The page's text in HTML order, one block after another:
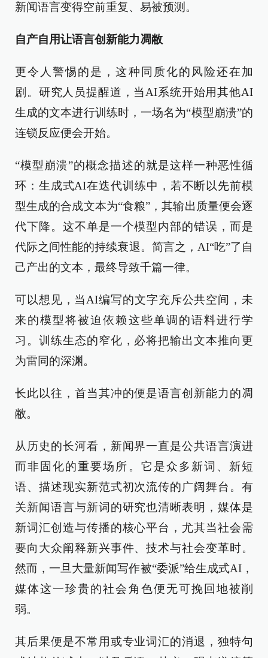
新闻语言变得空前重复、易被预测。
自产自用让语言创新能力凋敝
更令人警惕的是，这种同质化的风险还在加
剧。研究人员提醒道，当AI系统开始用其他AI
生成的文本进行训练时，一场名为“模型崩溃”的
连锁反应便会开始。
“模型崩溃”的概念描述的就是这样一种恶性循
环：生成式AI在迭代训练中，若不断以先前模
型生成的合成文本为“食粮”，其输出质量便会逐
代下降。这不单是一个模型内部的错误，而是
代际之间性能的持续衰退。简言之，AI“吃”了自
己产出的文本，最终导致千篇一律。
可以想见，当AI编写的文字充斥公共空间，未
来的模型将被迫依赖这些单调的语料进行学
习。训练生态的窄化，必将把输出文本推向更
为雷同的深渊。
长此以往，首当其冲的便是语言创新能力的凋
敝。
从历史的长河看，新闻界一直是公共语言演进
而非固化的重要场所。它是众多新词、新短
语、描述现实新范式初次流传的广阔舞台。有
关新闻语言与新词的研究也清晰表明，媒体是
新词汇创造与传播的核心平台，尤其当社会需
要向大众阐释新兴事件、技术与社会变革时。
然而，一旦大量新闻写作被“委派”给生成式AI，
媒体这一珍贵的社会角色便无可挽回地被削
弱。
其后果便是不常用或专业词汇的消退，独特句